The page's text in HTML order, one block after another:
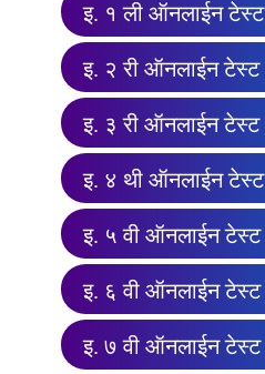
इ. १ ली ऑनलाईन टेस्ट
इ. २ री ऑनलाईन टेस्ट
इ. ३ री ऑनलाईन टेस्ट
इ. ४ थी ऑनलाईन टेस्ट
इ. ५ वी ऑनलाईन टेस्ट
इ. ६ वी ऑनलाईन टेस्ट
इ. ७ वी ऑनलाईन टेस्ट